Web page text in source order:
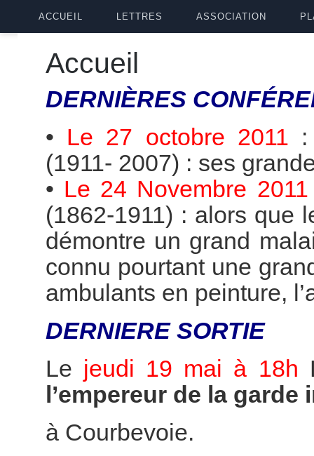
ACCUEIL LETTRES ASSOCIATION
Accueil
DERNIÈRES
• Le 27 octobre 2011
(1911- 2007) : ses
• Le 24 Novembre 2011
(1862-1911) : alors que
démontre un grand
connu pourtant une
ambulants en peinture,
DERNIERE SORTIE
Le jeudi 19 mai à 18h
l’empereur de la garde
à Courbevoie.